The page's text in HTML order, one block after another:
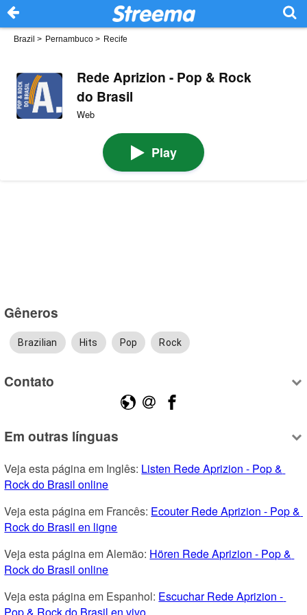
Brazil > Pernambuco > Recife
Rede Aprizion - Pop & Rock
do Brasil
Web
Play
Gêneros
Brazilian Hits Pop Rock
Contato
Em outras línguas
Veja esta página em Inglês: Listen Rede Aprizion - Pop &
Rock do Brasil online
Veja esta página em Francês: Ecouter Rede Aprizion - Pop &
Rock do Brasil en ligne
Veja esta página em Alemão: Hören Rede Aprizion - Pop &
Rock do Brasil online
Veja esta página em Espanhol: Escuchar Rede Aprizion -
Pop & Rock do Brasil en vivo